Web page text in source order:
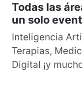
Todas las
un solo
Inteligencia
Terapias,
Digital ¡y